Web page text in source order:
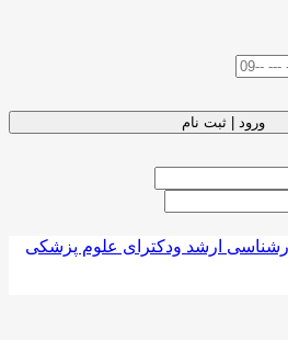
ورود | ثبت نام